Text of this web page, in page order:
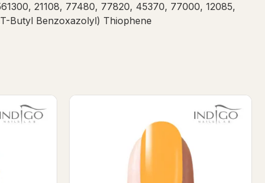
21108, 77480, 77820, 45370, 77000, 12085,
Butyl Benzoxazolyl) Thiophene
Bed of Roses Gel Polish 7ml